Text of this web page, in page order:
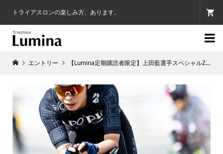
トライアスロンの楽しみ方、あります。

エントリー 【Lumina定期購読者限定】上田藍選手スペシャルZoomセミナー 4月30日